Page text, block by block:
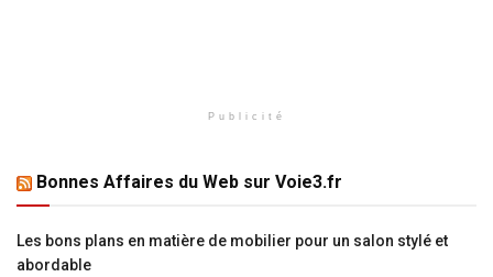
Publicité
Bonnes Affaires du Web sur Voie3.fr
Les bons plans en matière de mobilier pour un salon stylé et
abordable